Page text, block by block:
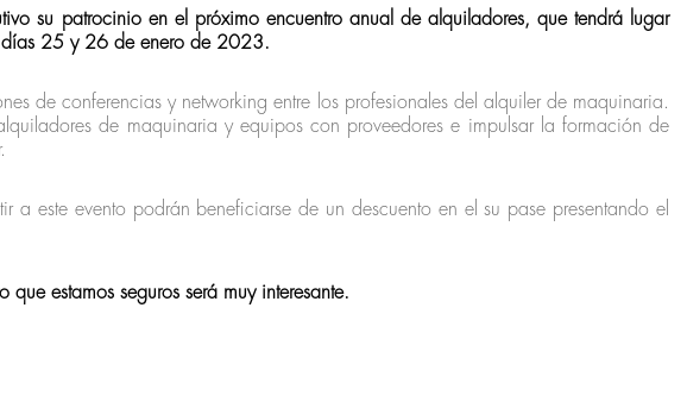
su patrocinio en el próximo encuentro anual de alquiladores, que tendrá lugar
días 25 y 26 de enero de 2023.
de conferencias y networking entre los profesionales del alquiler de maquinaria.
de maquinaria y equipos con proveedores e impulsar la formación de
a este evento podrán beneficiarse de un descuento en el su pase presentando el
estamos seguros será muy interesante.